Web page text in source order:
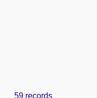
59 records